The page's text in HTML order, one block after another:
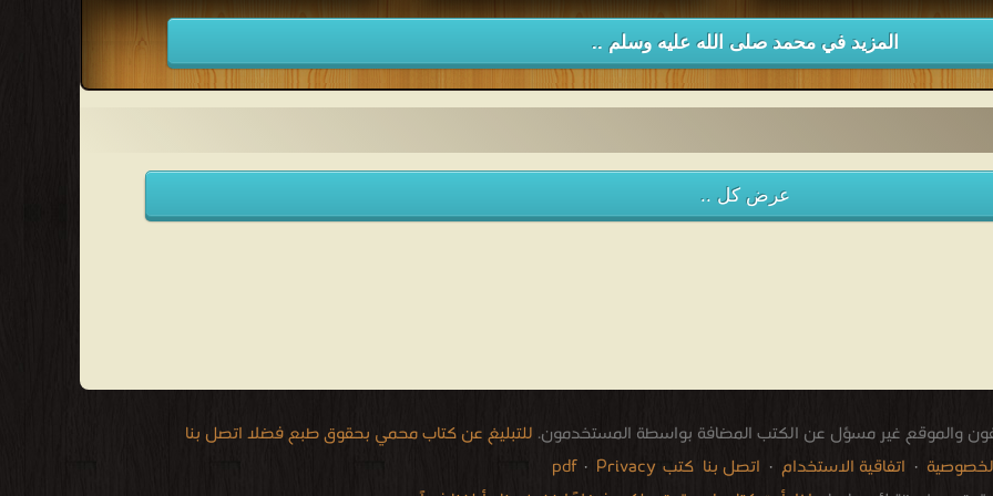
قراءة و تحميل كتاب السمو الروحي الأعظم
والجمال الفني في البلاغة النبوية لمصطفى صادق
الرافعي PDF مجانا
كتاب القول المبين في بيان منزلة
رسول رب العالمين PDF مجاناالمزيد في محمد صلى الله عليه وسلم ..
عرض كل ..
والموقع غير مسؤل عن الكتب المضافة بواسطة المستخدمون. للتبليغ عن كتاب محمي بحقوق طبع فضلا اتصل بنا
· اتفاقية الاستخدام · اتصل بنا كتب pdf · Privacy